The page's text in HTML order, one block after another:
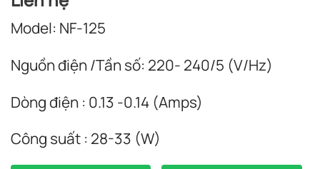
Model: NF-125
Nguồn điện /Tần số: 220- 240/5 (V/Hz)
Dòng điện : 0.13 -0.14 (Amps)
Công suất : 28-33 (W)